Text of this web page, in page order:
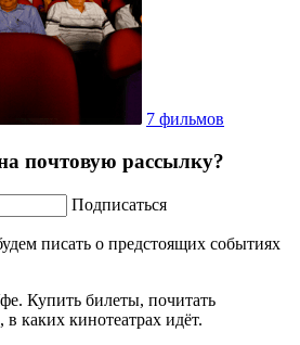
7 фильмов
почтовую рассылку?
Подписаться
писать о предстоящих событиях
Купить билеты, почитать
каких кинотеатрах идёт.